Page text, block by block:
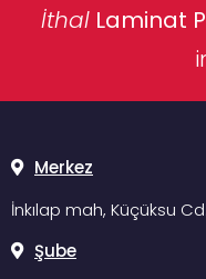
İthal Laminat
Merkez
İnkılap mah, Küçüksu
Şube